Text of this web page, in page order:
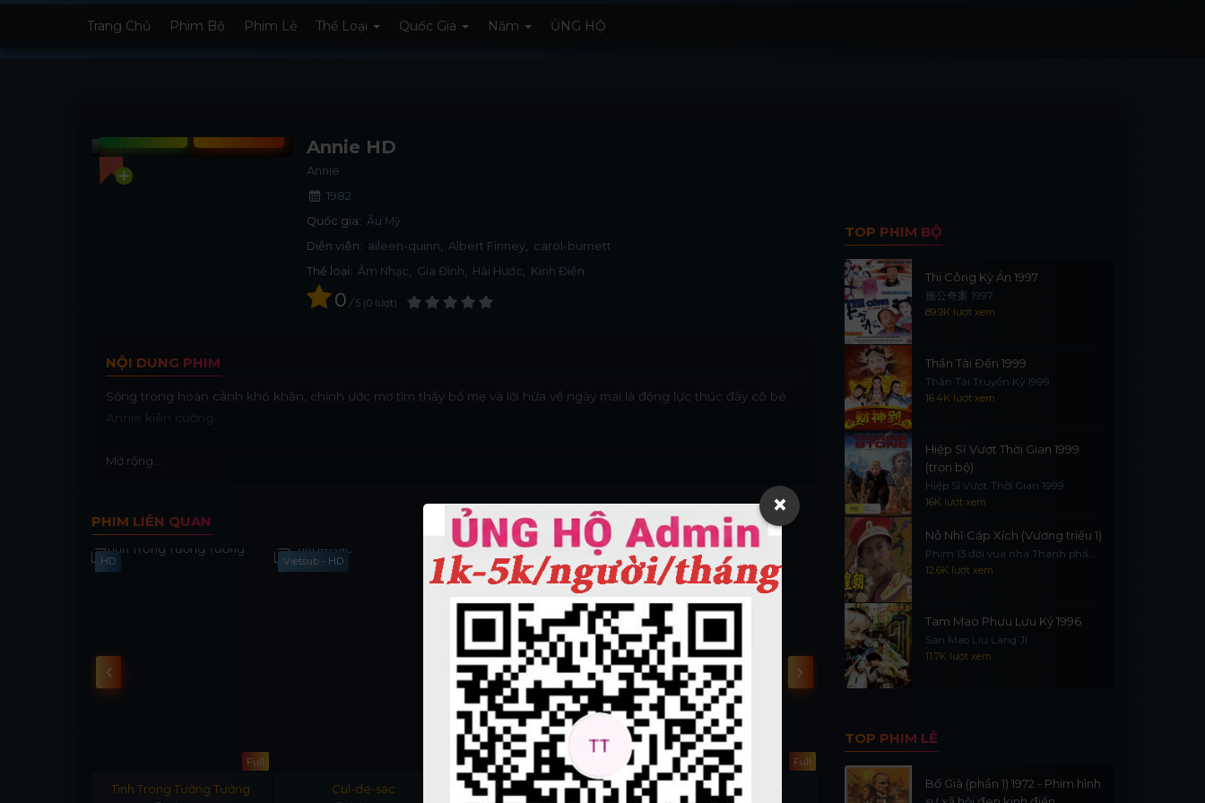
Trang Chủ Phim Bộ Phim Lẻ Thể Loại Quốc Gia Năm ỦNG HỘ
Annie HD
Annie
1982
Quốc gia: Âu Mỹ
Diễn viên: aileen-quinn Albert Finney
carol-burnett
Thể loại: Âm Nhạc, Gia Đình, Hài Hước, Kinh Điển
0 / 5 0 lượt
NỘI DUNG PHIM
Sống trong hoàn cảnh khó khăn, chính ước mơ tìm thấy bố mẹ và lời hứa về ngày mai là động lực thúc đẩy cô bé
Annie kiên cường.
Mở rộng...
PHIM LIÊN QUAN
HD
Full
Tình Trong Tưởng Tưởng
Vietsub - HD
Cul-de-sac
Full
Cảnh Sát Và Những Nữ Tập
HD
Full
La Cage aux Folles
Lồng Tiếng - FHD
Bản Lĩnh Kỷ Hiểu Lam (Phần
HD
Âm mưu gia đình
TOP PHIM BỘ
Thi Công Kỳ Án 1997
施公奇案 1997
89.9K lượt xem
Thần Tài Đến 1999
Thần Tài Truyền Kỳ 1999
16.4K lượt xem
Hiệp Sĩ Vượt Thời Gian 1999
(trọn bộ)
Hiệp Sĩ Vượt Thời Gian 1999
16K lượt xem
Nỗ Nhĩ Cáp Xích (Vương triều 1)
Phim 13 đời vua nhà Thanh phần
112.6K lượt xem
Tam Mao Phưu Lưu Ký 1996
San Mao Liu Lang Ji
11.7K lượt xem
TOP PHIM LẺ
Bố Già (phần 1) 1972 - Phim hình
×